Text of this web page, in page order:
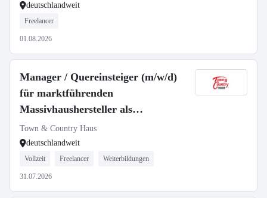
deutschlandweit
Freelancer
01.08.2026
Manager / Quereinsteiger (m/w/d)
für marktführenden
Massivhaushersteller als
selbstständiger Gebietsleiter
Town & Country Haus
deutschlandweit
Vollzeit Freelancer Weiterbildungen
31.07.2026